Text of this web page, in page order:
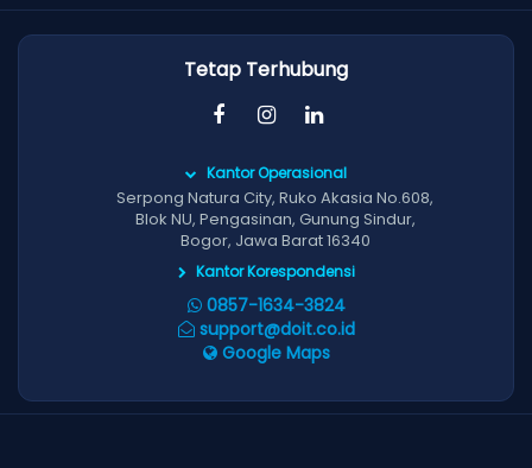
Tetap Terhubung
Kantor Operasional
Serpong Natura City, Ruko Akasia No.608,
Blok NU, Pengasinan, Gunung Sindur,
Bogor, Jawa Barat 16340
Kantor Korespondensi
0857-1634-3824
support@doit.co.id
Google Maps